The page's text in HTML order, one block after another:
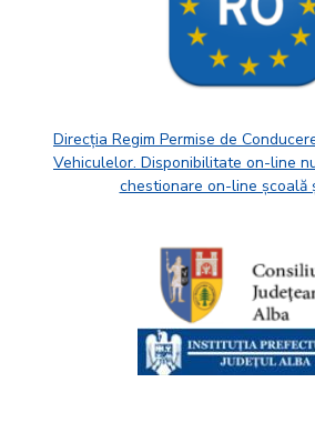
Direcția Regim Permise de
Vehiculelor. Disponibilitate on-line
chestionare on-line școală